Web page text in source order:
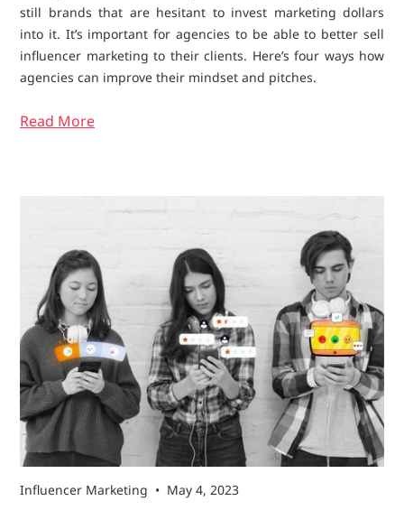
still brands that are hesitant to invest marketing dollars
into it. It’s important for agencies to be able to better sell
influencer marketing to their clients. Here’s four ways how
agencies can improve their mindset and pitches.
Read More
Influencer Marketing • May 4, 2023